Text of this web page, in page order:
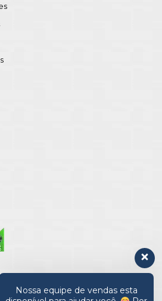
Nossa equipe de vendas esta